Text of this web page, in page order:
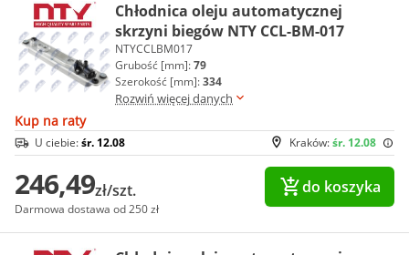
Chłodnica oleju automatycznej
skrzyni biegów NTY CCL-BM-017
NTYCCLBM017
Grubość [mm]:79
Szerokość [mm]:334
Rozwiń więcej danych
Kup na raty
Kraków:śr. 12.08
U ciebie:śr. 12.08
246,49zł/szt.
Darmowa dostawa od 250 zł
do koszyka